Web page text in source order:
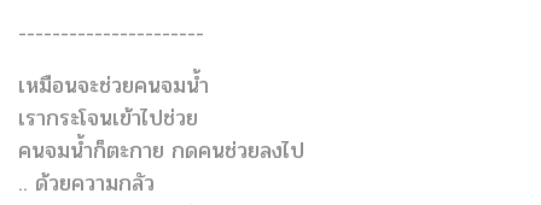
----------------------
เหมือนจะช่วยคนจมน้ำ
เรากระโจนเข้าไปช่วย
​คนจมน้ำก็ตะกาย​ กด​คนช่วย​ลงไป
.. ด้วยความกลัว